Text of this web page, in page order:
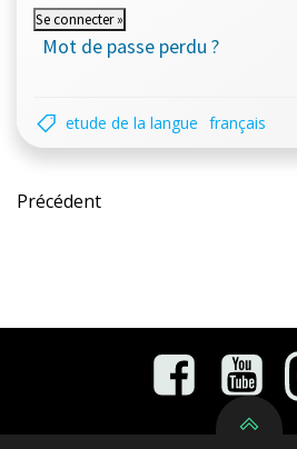
Mot de passe perdu ?
etude de la langue français
Post
Précédent